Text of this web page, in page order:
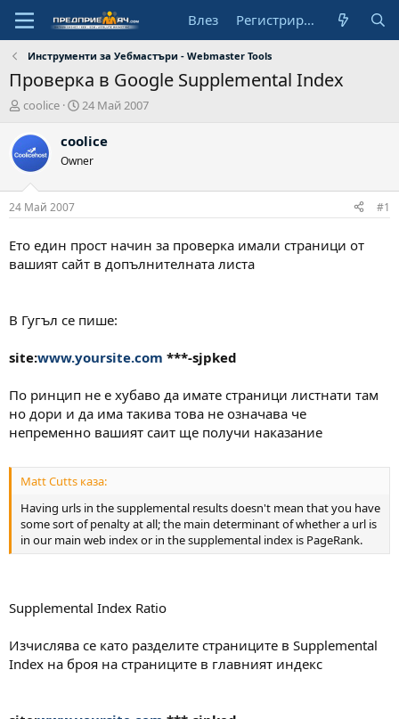
Влез Регистрирай се
Инструменти за Уебмастъри - Webmaster Tools
Проверка в Google Supplemental Index
А
т
о
р
coolice
Н
ч
л
д
т
а
24 Май 2007
coolice
Owner
24 Май 2007 #1
Ето един прост начин за проверка имали страници от
вашият сайт в допълнителната листа
В Гугъл се пише:
site:www.yoursite.com ***-sjpked
По ринцип не е хубаво да имате страници листнати там
но дори и да има такива това не означава че
непременно вашият саит ще получи наказание
Matt Cutts каза:
Having urls in the supplemental results doesn't mean that you have
some sort of penalty at all; the main determinant of whether a url is
in our main web index or in the supplemental index is PageRank.
Supplemental Index Ratio
Изчислява се като разделите страниците в Supplemental
Index на броя на страниците в главният индекс